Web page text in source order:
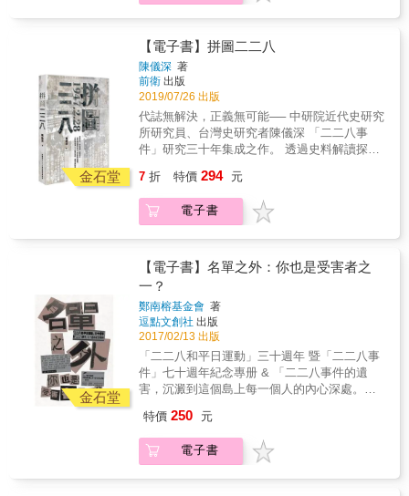
灣的歷史與社會才能夠繼續向前走。 ☆兼具歷
歷史層面：挑選了台灣歷史較鮮為人知的「四
六事件」做為故事主軸出發；編劇層面：藉由
「四六事件」的史實基底，進行故事發想，再
擴充成完整的改編劇本；漫畫層面：以輕鬆易
讀的漫畫媒介改編「四六事件」，並由專業漫
畫家親手繪製，令台灣40及50年代的生活景致
重現眼前；考據層面：經田調人員根據史實，
並專業考證台灣當年的時空背景，從服裝、飲
食、交通工具甚至政府官員的言行皆一一琢磨
歷史事件，去進行基於史實的事實改編與專業
田調考證，且又不失輕鬆易讀的漫畫形式，把
台灣歷史事件做為教育傳承般的撒下台灣漫談
史事件的漫畫，將是以台灣歷史社會事件出
發，《46：1949白色恐怖的濫觴》藉由漫畫形
式凝視過往錯誤、述說歷史事實、傳達台灣意
識，喚起過去的悲痛記憶，與新世代的歷史傳
承義務，並試圖在漫畫中隱喻著轉型正義的重
要性。 《46：1949白色恐怖的濫觴》絕對是認
識轉型正義、了解轉型正義、面對轉型正義的
入門最佳選擇。
也受到牽連。就此，三人走上不同命運的道路
皆需面對的歷史事件 「四六事件」常年封存於
老一輩不敢談、中生代不想管、新生代不知情
的悲慘命運，而《46：1949白色恐怖的濫觴》
這本漫畫，就背負起揭開「四六事件」神秘面
紗的重大使命。漫畫故事訴說在二二八事件
後，台灣有一群學生勇敢抗暴的事蹟，但也於
此次事件後，開啟台灣白色恐怖慘痛的無間地
但不失去史實考證的台灣歷史漫畫，藉由
《46：1949白色恐怖的濫觴》，讓親子間促膝
交談、師生間傳承教育、社會間展開對話，台
灣的歷史與社會才能夠繼續向前走。 ☆兼具歷
歷史層面：挑選了台灣歷史較鮮為人知的「四
六事件」做為故事主軸出發；編劇層面：藉由
「四六事件」的史實基底，進行故事發想，再
擴充成完整的改編劇本；漫畫層面：以輕鬆易
讀的漫畫媒介改編「四六事件」，並由專業漫
畫家親手繪製，令台灣40及50年代的生活景致
重現眼前；考據層面：經田調人員根據史實，
並專業考證台灣當年的時空背景，從服裝、飲
食、交通工具甚至政府官員的言行皆一一琢磨
考證。 《46：1949白色恐怖的濫觴》將沉重的
歷史事件，去進行基於史實的事實改編與專業
田調考證，且又不失輕鬆易讀的漫畫形式，把
台灣歷史事件做為教育傳承般的撒下台灣漫談
種子。 ☆未來轉型正義的必經之路 一本匯集歷
故，漸漸地被遺忘在歷史的潮流之中── 在轉型
正義的路上，或許我們更要破除「省籍對
立」， 修復記憶、揭露真相，才能彌補歷史的
傷口！ 本書首度跳脫「反共」及「反獨」的論
述框架，重新爬梳「白色恐怖時期」的歷史脈
絡 透過作者詳盡的史料分析以及與受難者的訪
談，以嶄新視角檢視黨國時期國家如何透過民
族主義的論述，以及黨國時期下的中華民國與
東南亞華人受難者之間的關係。透過受難者的
外交關係、主權國家觀念之差異，以及反共產
黨與海外華人國族認同變遷的歷史。
金石堂
【電子書】拼圖二二八
陳儀深 著
前衛 出版
2019/07/26 出版
代誌無解決，正義無可能── 中研院近代史研究
所研究員、台灣史研究者陳儀深 「二二八事
件」研究三十年集成之作。 透過史料解讀探究
石是「元凶」最全面、最完整的學術觀點。 本
書為中央研究院近代史研究所研究員陳儀深自
1991年起投身研究二二八事件的重要論文集
事件真相的追索，對責任歸屬之探討及釐清，
以及與不同意見、不同立場的深刻對話。 透過
的史學方法重建二二八事件的時間架構，藉由
官方檔案與口述史，描繪二二八的歷史圖景，
詳述二二八事件的起因、經過、結果與影響，
探討「二二八事件處理委員會」的立場與行
動，剖析南京政府的處置，證明蔣介石為最大
責任者，並分析二二八事件於不同階段的變化
與性質，以及近當代海內外台獨運動與民主化
紜的歷史迷霧中，拾綴二二八事件的記憶碎
片，完成責任追究與推動轉型正義的時代任
務。 本書特色 1.台灣近代史、二二八研究、口
7 折 特價 294 元
電子書
金石堂
【電子書】名單之外：你也是受害者之
一？
鄭南榕基金會 著
逗點文創社 出版
2017/02/13 出版
「二二八和平日運動」三十週年 暨「二二八事
件」七十週年紀念專册 & 「二二八事件的遺
害，沉澱到這個島上每一個人的內心深處。」
起訴諸行動專序&&&&&& 葉菊蘭、鄭清華 親人
回顧過去專文 & 每個人的心中，都有自己的
「二二八名單」。在新聞、出版、文學、電
特價 250 元
電子書